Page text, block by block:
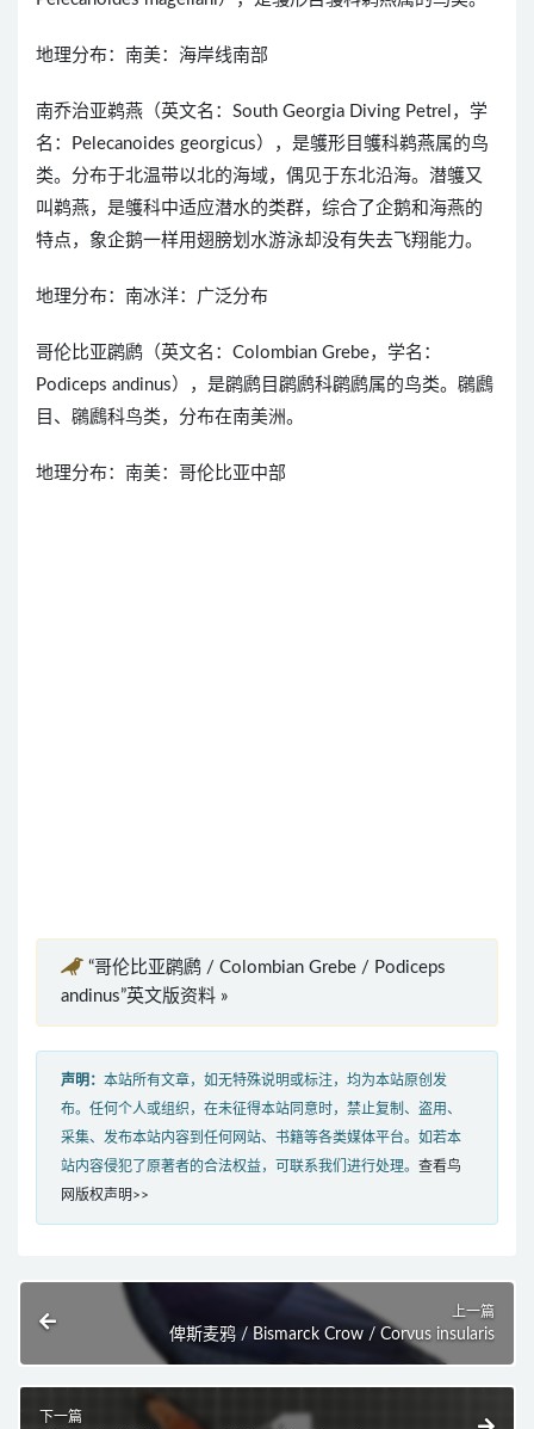
地理分布：南美：海岸线南部
南乔治亚鹈燕（英文名：South Georgia Diving Petrel，学
名：Pelecanoides georgicus），是鹱形目鹱科鹈燕属的鸟
类。分布于北温带以北的海域，偶见于东北沿海。潜鹱又
叫鹈燕，是鹱科中适应潜水的类群，综合了企鹅和海燕的
特点，象企鹅一样用翅膀划水游泳却没有失去飞翔能力。
地理分布：南冰洋：广泛分布
哥伦比亚䴙䴘（英文名：Colombian Grebe，学名：
Podiceps andinus），是䴙䴘目䴙䴘科䴙䴘属的鸟类。鸊鷉
目、鸊鷉科鸟类，分布在南美洲。
地理分布：南美：哥伦比亚中部
“哥伦比亚䴙䴘 / Colombian Grebe / Podiceps
andinus”英文版资料 »
声明： 本站所有文章，如无特殊说明或标注，均为本站原创发
布。任何个人或组织，在未征得本站同意时，禁止复制、盗用、
采集、发布本站内容到任何网站、书籍等各类媒体平台。如若本
站内容侵犯了原著者的合法权益，可联系我们进行处理。 查看鸟
网版权声明>>
上一篇
俾斯麦鸦 / Bismarck Crow / Corvus insularis
下一篇